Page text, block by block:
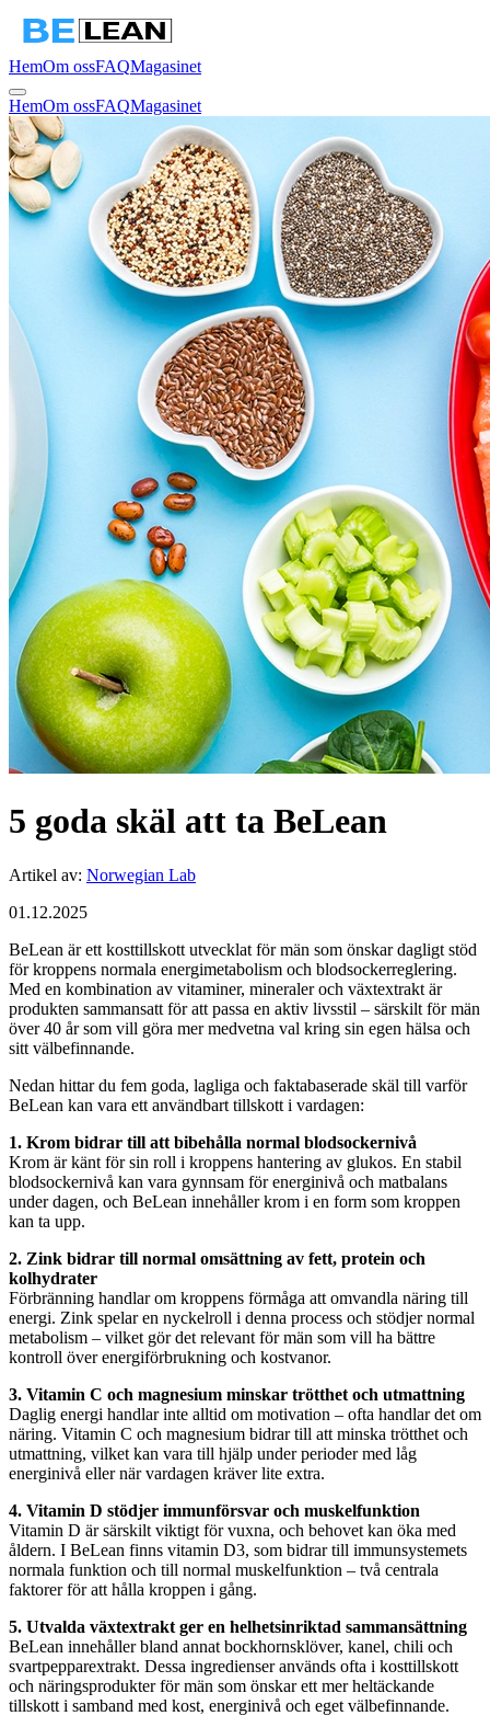
HemOm ossFAQMagasinet
HemOm ossFAQMagasinet
5 goda skäl att ta BeLean
Artikel av: Norwegian Lab
01.12.2025
BeLean är ett kosttillskott utvecklat för män som önskar dagligt stöd
för kroppens normala energimetabolism och blodsockerreglering.
Med en kombination av vitaminer, mineraler och växtextrakt är
produkten sammansatt för att passa en aktiv livsstil – särskilt för män
över 40 år som vill göra mer medvetna val kring sin egen hälsa och
sitt välbefinnande.
Nedan hittar du fem goda, lagliga och faktabaserade skäl till varför
BeLean kan vara ett användbart tillskott i vardagen:
1. Krom bidrar till att bibehålla normal blodsockernivå
Krom är känt för sin roll i kroppens hantering av glukos. En stabil
blodsockernivå kan vara gynnsam för energinivå och matbalans
under dagen, och BeLean innehåller krom i en form som kroppen
kan ta upp.
2. Zink bidrar till normal omsättning av fett, protein och
kolhydrater
Förbränning handlar om kroppens förmåga att omvandla näring till
energi. Zink spelar en nyckelroll i denna process och stödjer normal
metabolism – vilket gör det relevant för män som vill ha bättre
kontroll över energiförbrukning och kostvanor.
3. Vitamin C och magnesium minskar trötthet och utmattning
Daglig energi handlar inte alltid om motivation – ofta handlar det om
näring. Vitamin C och magnesium bidrar till att minska trötthet och
utmattning, vilket kan vara till hjälp under perioder med låg
energinivå eller när vardagen kräver lite extra.
4. Vitamin D stödjer immunförsvar och muskelfunktion
Vitamin D är särskilt viktigt för vuxna, och behovet kan öka med
åldern. I BeLean finns vitamin D3, som bidrar till immunsystemets
normala funktion och till normal muskelfunktion – två centrala
faktorer för att hålla kroppen i gång.
5. Utvalda växtextrakt ger en helhetsinriktad sammansättning
BeLean innehåller bland annat bockhornsklöver, kanel, chili och
svartpepparextrakt. Dessa ingredienser används ofta i kosttillskott
och näringsprodukter för män som önskar ett mer heltäckande
tillskott i samband med kost, energinivå och eget välbefinnande.